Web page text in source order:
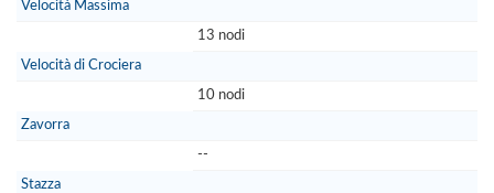
Velocità Massima
13 nodi
Velocità di Crociera
10 nodi
Zavorra
--
Stazza